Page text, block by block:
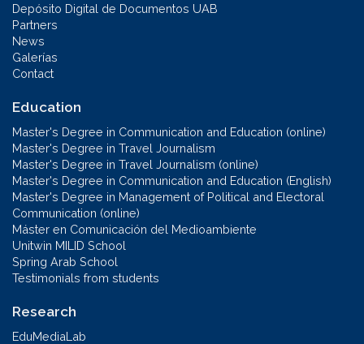
Depósito Digital de Documentos UAB
Partners
News
Galerías
Contact
Education
Master's Degree in Communication and Education (online)
Master's Degree in Travel Journalism
Master's Degree in Travel Journalism (online)
Master's Degree in Communication and Education (English)
Master's Degree in Management of Political and Electoral
Communication (online)
Máster en Comunicación del Medioambiente
Unitwin MILID School
Spring Arab School
Testimonials from students
Research
EduMediaLab